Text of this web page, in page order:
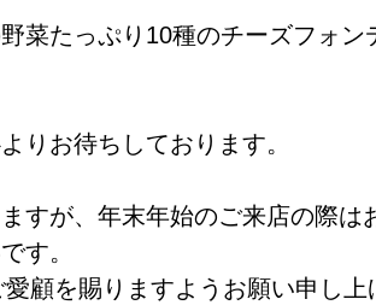
菜たっぷり10種のチーズフォ
りお待ちしております。
すが、年末年始のご来店の際
す。
顧を賜りますようお願い申し上